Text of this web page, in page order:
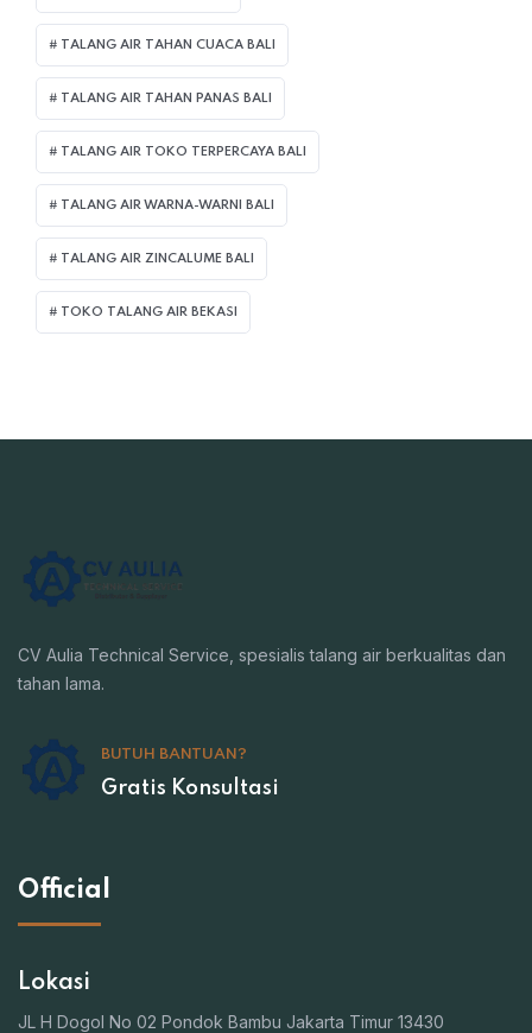
TALANG AIR TAHAN CUACA BALI
TALANG AIR TAHAN PANAS BALI
TALANG AIR TOKO TERPERCAYA BALI
TALANG AIR WARNA-WARNI BALI
TALANG AIR ZINCALUME BALI
TOKO TALANG AIR BEKASI
CV Aulia Technical Service, spesialis talang air berkualitas dan
tahan lama.
BUTUH BANTUAN?
Gratis Konsultasi
Official
Lokasi
JL H Dogol No 02 Pondok Bambu Jakarta Timur 13430